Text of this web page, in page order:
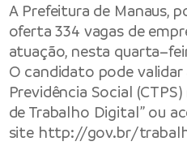
A Prefeitura de Manaus,
oferta 334 vagas de
atuação, nesta
O candidato pode
Previdência Social
de Trabalho Digital” ou
site http://gov.br/